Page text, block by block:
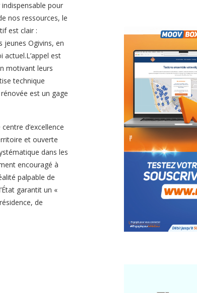
pour
nos ressources, le
est clair :
Ogivins, en
est
motivant leurs
technique
est un gage
d’excellence
et ouverte
dans les
encouragé à
palpable de
garantit un «
de